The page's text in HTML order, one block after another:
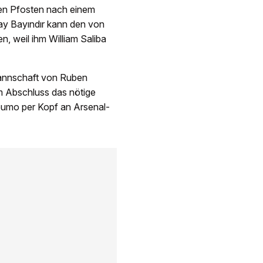
Pfosten nach einem
Bayındır kann den von
weil ihm William Saliba
von Ruben
Abschluss das nötige
per Kopf an Arsenal-